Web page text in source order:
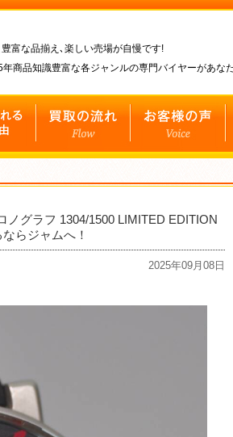
富な品揃え､楽しい売場が自慢です!
商品知識豊富な各ジャンルの専門バイヤーがあな
グラフ 1304/1500 LIMITED EDITION
らジャムへ！
2025年09月08日